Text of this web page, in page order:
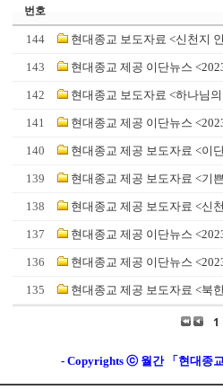
번호
144 현대종교 보도자료 <신천지
143 현대종교 제공 이단뉴스
142 현대종교 보도자료 <하나님
141 현대종교 제공 이단뉴스
140 현대종교 제공 보도자료 <이
139 현대종교 제공 보도자료 <기
138 현대종교 제공 보도자료 <신
137 현대종교 제공 이단뉴스
136 현대종교 제공 이단뉴스
135 현대종교 제공 보도자료 <북
1
- Copyrights ⓒ 월간 「현대종